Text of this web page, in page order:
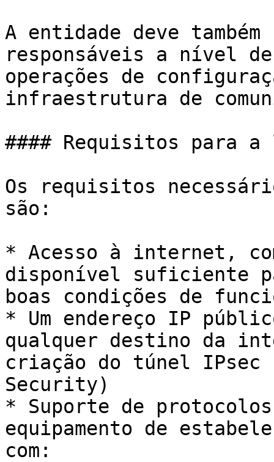
A entidade deve
responsáveis a nível
operações de
infraestrutura de
#### Requisitos para a
Os requisitos
são:
* Acesso à internet,
disponível suficiente
boas condições de
* Um endereço IP
qualquer destino da
criação do túnel
Security)
* Suporte de
equipamento de
com: